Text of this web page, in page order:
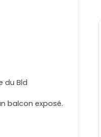
du Bld
balcon exposé.